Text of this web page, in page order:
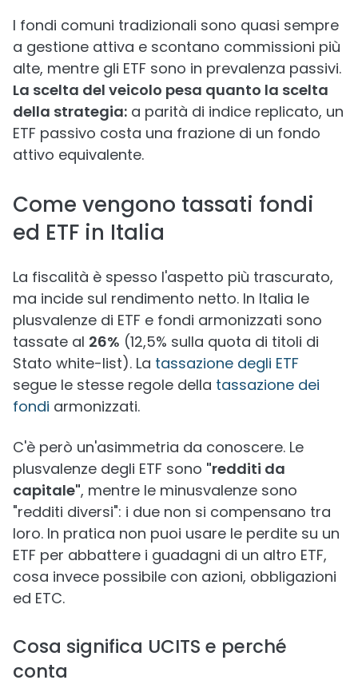
I fondi comuni tradizionali sono quasi sempre
a gestione attiva e scontano commissioni più
alte, mentre gli ETF sono in prevalenza passivi.
La scelta del veicolo pesa quanto la scelta
della strategia: a parità di indice replicato, un
ETF passivo costa una frazione di un fondo
attivo equivalente.
Come vengono tassati fondi
ed ETF in Italia
La fiscalità è spesso l'aspetto più trascurato,
ma incide sul rendimento netto. In Italia le
plusvalenze di ETF e fondi armonizzati sono
tassate al 26% (12,5% sulla quota di titoli di
Stato white-list). La tassazione degli ETF
segue le stesse regole della tassazione dei
fondi armonizzati.
C'è però un'asimmetria da conoscere. Le
plusvalenze degli ETF sono "redditi da
capitale", mentre le minusvalenze sono
"redditi diversi": i due non si compensano tra
loro. In pratica non puoi usare le perdite su un
ETF per abbattere i guadagni di un altro ETF,
cosa invece possibile con azioni, obbligazioni
ed ETC.
Cosa significa UCITS e perché
conta